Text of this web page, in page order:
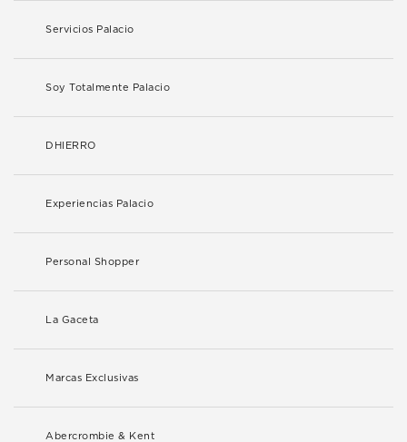
Servicios Palacio
Soy Totalmente Palacio
DHIERRO
Experiencias Palacio
Personal Shopper
La Gaceta
Marcas Exclusivas
Abercrombie & Kent